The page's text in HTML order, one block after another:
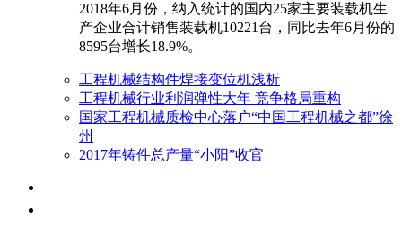
​2018年6月份，纳入统计的国内25家主要装载机生
产企业合计销售装载机10221台，同比去年6月份的
8595台增长18.9%。
工程机械结构件焊接变位机浅析
工程机械行业利润弹性大年 竞争格局重构
国家工程机械质检中心落户“中国工程机械之都”徐
州
2017年铸件总产量“小阳”收官